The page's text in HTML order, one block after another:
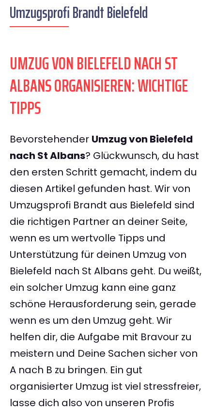
Umzugsprofi Brandt Bielefeld
UMZUG VON BIELEFELD NACH ST
ALBANS ORGANISIEREN: WICHTIGE
TIPPS
Bevorstehender Umzug von Bielefeld
nach St Albans? Glückwunsch, du hast
den ersten Schritt gemacht, indem du
diesen Artikel gefunden hast. Wir von
Umzugsprofi Brandt aus Bielefeld sind
die richtigen Partner an deiner Seite,
wenn es um wertvolle Tipps und
Unterstützung für deinen Umzug von
Bielefeld nach St Albans geht. Du weißt,
ein solcher Umzug kann eine ganz
schöne Herausforderung sein, gerade
wenn es um den Umzug geht. Wir
helfen dir, die Aufgabe mit Bravour zu
meistern und Deine Sachen sicher von
A nach B zu bringen. Ein gut
organisierter Umzug ist viel stressfreier,
lasse dich also von unseren Profis